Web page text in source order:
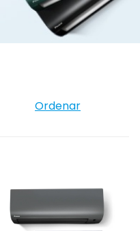
Ordenar